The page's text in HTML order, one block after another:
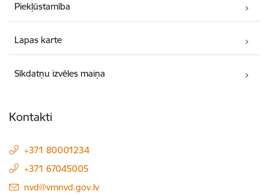
Piekļūstamība
Lapas karte
Sīkdatņu izvēles maiņa
Kontakti
+371 80001234
+371 67045005
E-pasts:
nvd@vmnvd.gov.lv